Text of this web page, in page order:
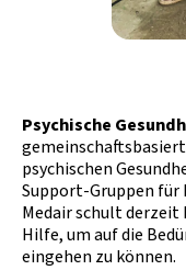
Psychische
psychischen
Support-Gruppen für
Medair schult
Hilfe, um auf die
eingehen zu können.